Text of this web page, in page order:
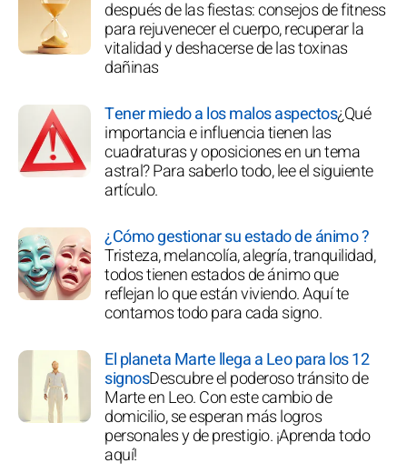
después de las fiestas: consejos de fitness
para rejuvenecer el cuerpo, recuperar la
vitalidad y deshacerse de las toxinas
dañinas
Tener miedo a los malos aspectos¿Qué
importancia e influencia tienen las
cuadraturas y oposiciones en un tema
astral? Para saberlo todo, lee el siguiente
artículo.
¿Cómo gestionar su estado de ánimo ?
Tristeza, melancolía, alegría, tranquilidad,
todos tienen estados de ánimo que
reflejan lo que están viviendo. Aquí te
contamos todo para cada signo.
El planeta Marte llega a Leo para los 12
signosDescubre el poderoso tránsito de
Marte en Leo. Con este cambio de
domicilio, se esperan más logros
personales y de prestigio. ¡Aprenda todo
aquí!